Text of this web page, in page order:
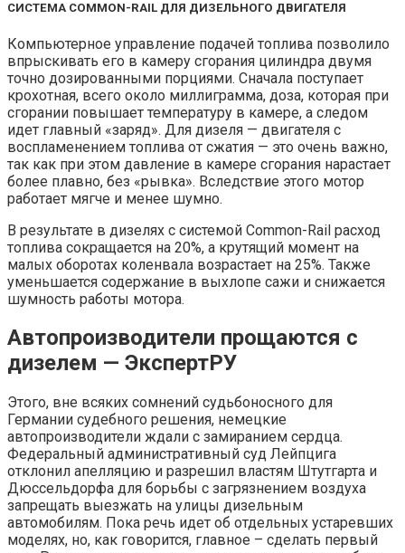
СИСТЕМА COMMON-RAIL ДЛЯ ДИЗЕЛЬНОГО ДВИГАТЕЛЯ
Компьютерное управление подачей топлива позволило
впрыскивать его в камеру сгорания цилиндра двумя
точно дозированными порциями. Сначала поступает
крохотная, всего около миллиграмма, доза, которая при
сгорании повышает температуру в камере, а следом
идет главный «заряд». Для дизеля — двигателя с
воспламенением топлива от сжатия — это очень важно,
так как при этом давление в камере сгорания нарастает
более плавно, без «рывка». Вследствие этого мотор
работает мягче и менее шумно.
В результате в дизелях с системой Common-Rail расход
топлива сокращается на 20%, а крутящий момент на
малых оборотах коленвала возрастает на 25%. Также
уменьшается содержание в выхлопе сажи и снижается
шумность работы мотора.
Автопроизводители прощаются с
дизелем — ЭкспертРУ
Этого, вне всяких сомнений судьбоносного для
Германии судебного решения, немецкие
автопроизводители ждали с замиранием сердца.
Федеральный административный суд Лейпцига
отклонил апелляцию и разрешил властям Штутгарта и
Дюссельдорфа для борьбы с загрязнением воздуха
запрещать выезжать на улицы дизельным
автомобилям. Пока речь идет об отдельных устаревших
моделях, но, как говорится, главное – сделать первый